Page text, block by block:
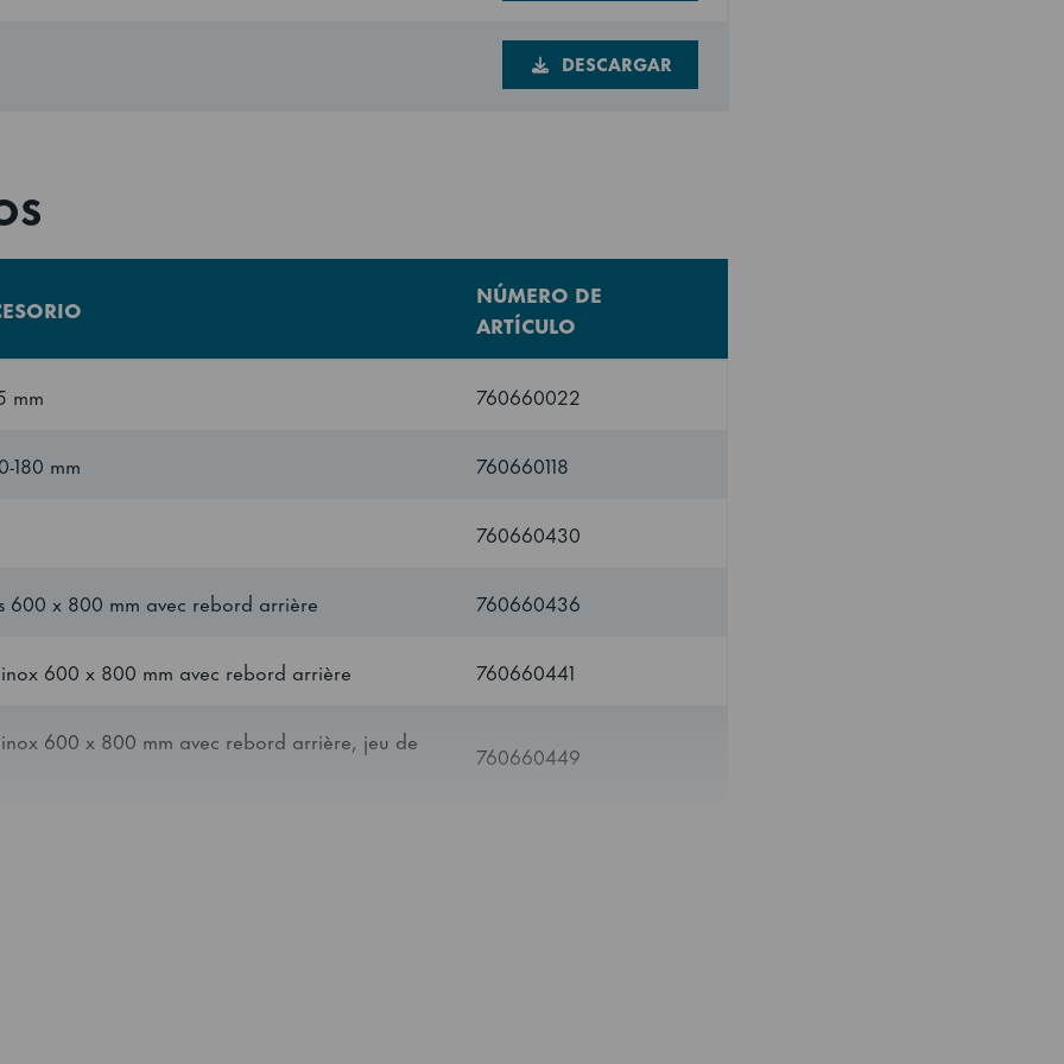
2255 mm
2.54 m³
DESCARGAR
NÚMERO DE
ARTÍCULO
mm 760660022
180 mm 760660118
760660430
600 x 800 mm avec rebord arrière 760660436
600 x 800 mm avec rebord arrière 760660441
600 x 800 mm avec rebord arrière, jeu de
760660449